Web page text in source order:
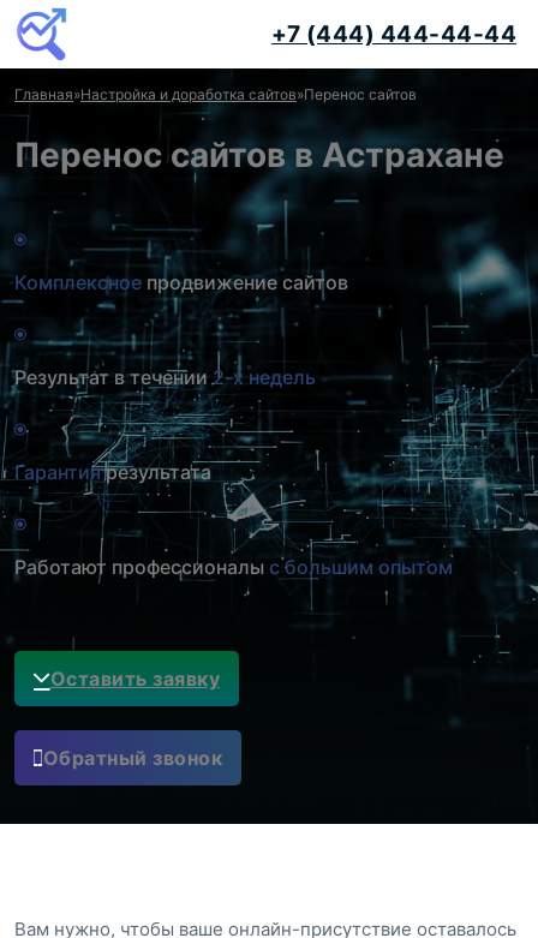
+7 (444) 444-44-44
Главная»Настройка и доработка сайтов»Перенос сайтов
Перенос сайтов в Астрахане
Комплексное продвижение сайтов
Результат в течении2-х недель
Гарантиярезультата
Работают профессионалы с большим опытом
Оставить заявку
Обратный звонок
Вам нужно, чтобы ваше онлайн-присутствие оставалось